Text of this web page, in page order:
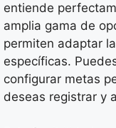
entiende
amplia gama de
permiten adaptar
específicas.
configurar metas
deseas registrar y